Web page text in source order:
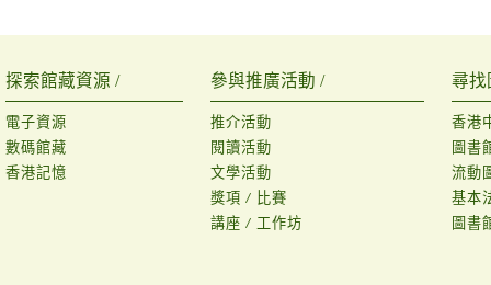
探索館藏資源 /
電子資源
數碼館藏
香港記憶
參與推廣活動 /
推介活動
閱讀活動
文學活動
獎項 / 比賽
講座 / 工作坊
尋找
香港
圖書
流動
基本
圖書